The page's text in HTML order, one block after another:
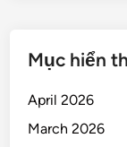
Mục hiển
April 2026
March 2026